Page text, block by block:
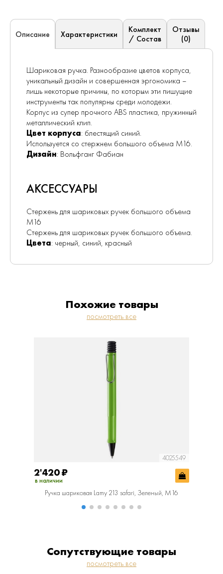
Описание Характеристики
Комплект
/ Состав
Отзывы
(0)
Шариковая ручка. Разнообразие цветов корпуса,
уникальный дизайн и совершенная эргономика –
лишь некоторые причины, по которым эти пишущие
инструменты так популярны среди молодежи.
Корпус из супер прочного ABS пластика, пружинный
металлический клип.
Цвет корпуса: блестящий синий.
Используется со стержнем большого объема М16.
Дизайн: Вольфганг Фабиан
АКСЕССУАРЫ
Стержень для шариковых ручек большого объема
М16
Стержень для шариковых ручек большого объема.
Цвета: черный, синий, красный
Похожие товары
посмотреть все
4025549
2'420₽
в наличии
Ручка шариковая Lamy 213 safari, Зеленый, M16
Сопутствующие товары
посмотреть все